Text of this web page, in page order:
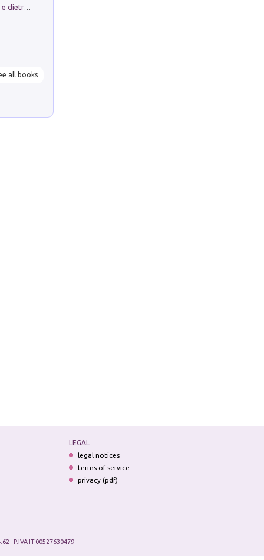
all books
LEGAL
legal notices
terms of service
privacy (pdf)
- P.IVA IT 00527630479